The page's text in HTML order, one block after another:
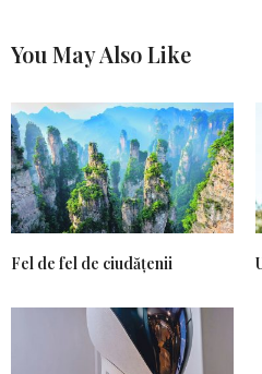
You May Also Like
Fel de fel de ciudățenii